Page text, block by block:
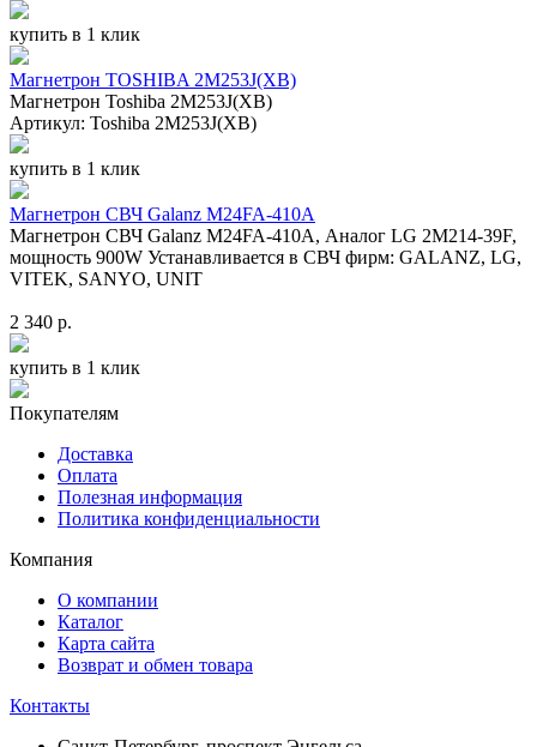
купить в 1 клик
Магнетрон TOSHIBA 2M253J(XB)
Магнетрон Toshiba 2M253J(XB)
Артикул: Toshiba 2M253J(XB)
купить в 1 клик
Магнетрон СВЧ Galanz M24FA-410A
Магнетрон СВЧ Galanz M24FA-410A, Аналог LG 2M214-39F,
мощность 900W Устанавливается в СВЧ фирм: GALANZ, LG,
VITEK, SANYO, UNIT
2 340 р.
купить в 1 клик
Покупателям
Доставка
Оплата
Полезная информация
Политика конфиденциальности
Компания
О компании
Каталог
Карта сайта
Возврат и обмен товара
Контакты